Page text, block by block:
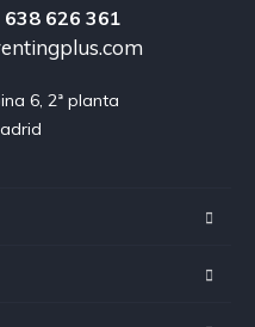
638 626 361
6, 2ª planta